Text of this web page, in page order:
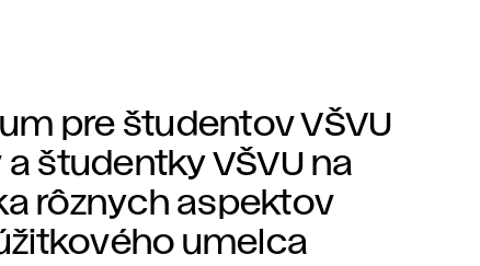
pre študentov VŠVU
študentky VŠVU na
rôznych aspektov
umelca